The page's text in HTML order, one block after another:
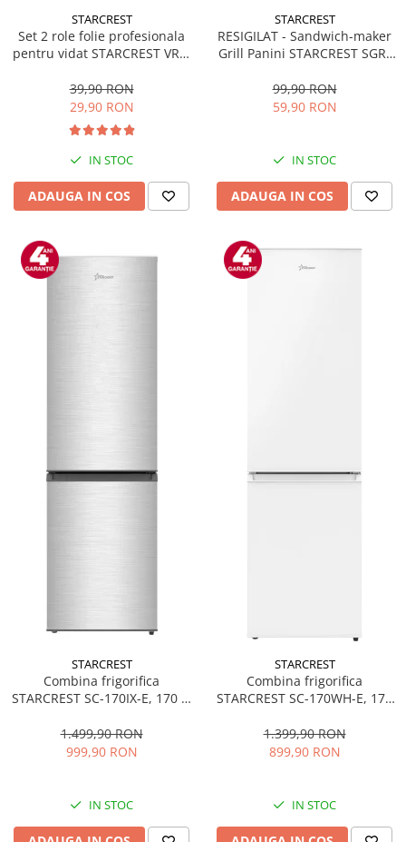
STARCREST
Set 2 role folie profesionala
pentru vidat STARCREST VRL-
reutilizabile, sous vide,
lavabile in masina de spalat,
fara BPA, transparent
39,90 RON
29,90 RON
IN STOC
ADAUGA IN COS
STARCREST
RESIGILAT - Sandwich-maker
Grill Panini STARCREST SGR-
nonaderente, Deschidere
180°, Suprafata de gatire 23 x
99,90 RON
59,90 RON
IN STOC
ADAUGA IN COS
STARCREST
Combina frigorifica
STARCREST SC-170IX-E, 170 L,
reglabil, Iluminare LED,
Suprafata Inox antiamprenta,
1.499,90 RON
999,90 RON
IN STOC
STARCREST
Combina frigorifica
STARCREST SC-170WH-E, 170
Termostat reglabil, Iluminare
LED, Picioare ajustabile, Usi
1.399,90 RON
899,90 RON
IN STOC